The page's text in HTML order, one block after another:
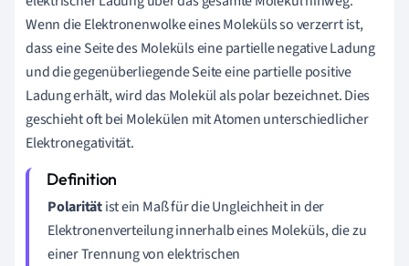
Wenn die Elektronenwolke eines Moleküls so verzerrt ist,
dass eine Seite des Moleküls eine partielle negative Ladung
und die gegenüberliegende Seite eine partielle positive
Ladung erhält, wird das Molekül als polar bezeichnet. Dies
geschieht oft bei Molekülen mit Atomen unterschiedlicher
Elektronegativität.
Polaritätist ein Maß für die Ungleichheit in der
Elektronenverteilung innerhalb eines Moleküls, die zu
einer Trennung von elektrischen